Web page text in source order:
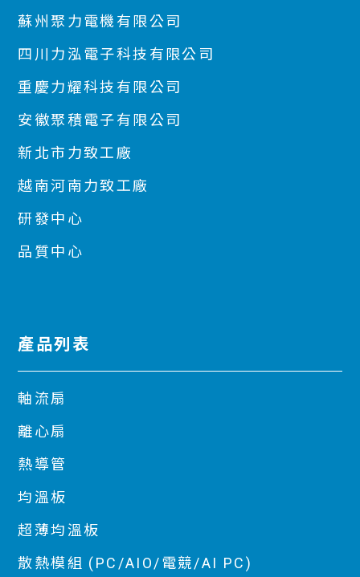
蘇州聚力電機有限公司
四川力泓電子科技有限公司
重慶力耀科技有限公司
安徽聚積電子有限公司
新北市力致工廠
越南河南力致工廠
研發中心
品質中心
產品列表
軸流扇
離心扇
熱導管
均溫板
超薄均溫板
散熱模組 (PC/AIO/電競/AI PC)